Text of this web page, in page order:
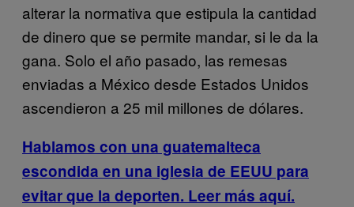
alterar la normativa que estipula la cantidad
de dinero que se permite mandar, si le da la
gana. Solo el año pasado, las remesas
enviadas a México desde Estados Unidos
ascendieron a 25 mil millones de dólares.
Hablamos con una guatemalteca
escondida en una iglesia de EEUU para
evitar que la deporten. Leer más aquí.